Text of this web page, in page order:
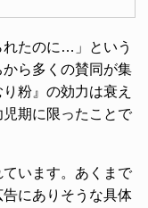
れたのに…」という
ら多くの賛同が集
粉』の効力は衰え
期に限ったことで
います。あくまで
にありそうな具体